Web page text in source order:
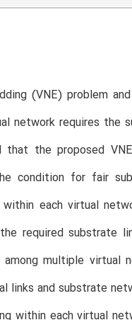
(VNE) problem
network requires the
the proposed
condition for fair
each virtual
required substrate
among multiple
links and substrate
within each virtual